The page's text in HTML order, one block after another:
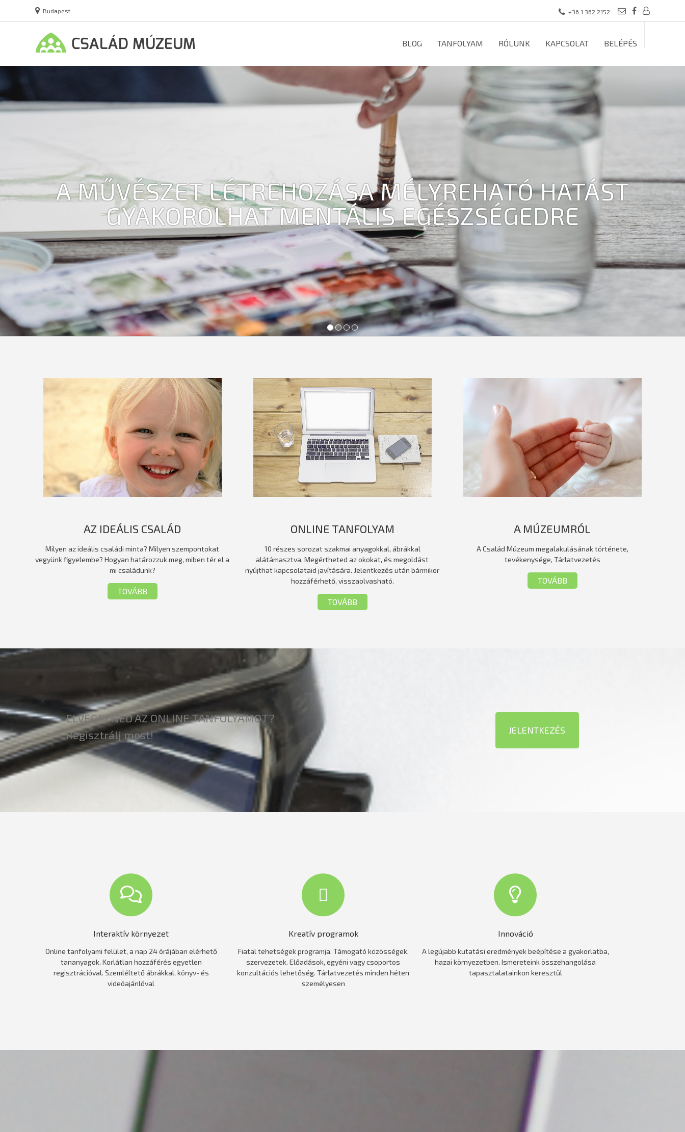
Budapest +36 1 362 2152
BLOG TANFOLYAM RÓLUNK KAPCSOLAT BELÉPÉS
A MŰVÉSZET LÉTREHOZÁSA MÉLYREHATÓ HATÁST
GYAKOROLHAT MENTÁLIS EGÉSZSÉGEDRE
1 2 3 4
AZ IDEÁLIS CSALÁD
Milyen az ideális családi minta? Milyen szempontokat
vegyünk figyelembe? Hogyan határozzuk meg, miben tér el a
mi családunk?
TOVÁBB
ONLINE TANFOLYAM
10 részes sorozat szakmai anyagokkal, ábrákkal
alátámasztva. Megértheted az okokat, és megoldást
nyújthat kapcsolataid javítására. Jelentkezés után bármikor
hozzáférhető, visszaolvasható.
TOVÁBB
A MÚZEUMRÓL
A Család Múzeum megalakulásának története,
tevékenysége, Tárlatvezetés
TOVÁBB
ELVÉGEZNÉD AZ ONLINE TANFOLYAMOT?
Regisztrálj most!
JELENTKEZÉS
Interaktív környezet
Online tanfolyami felület, a nap 24 órájában elérhető
tananyagok. Korlátlan hozzáférés egyetlen
regisztrációval. Szemléltető ábrákkal, könyv- és
videóajánlóval
Kreatív programok
Fiatal tehetségek programja. Támogató közösségek,
szervezetek. Előadások, egyéni vagy csoportos
konzultációs lehetőség. Tárlatvezetés minden héten
személyesen
Innováció
A legújabb kutatási eredmények beépítése a gyakorlatba,
hazai környezetben. Ismereteink összehangolása
tapasztalatainkon keresztül